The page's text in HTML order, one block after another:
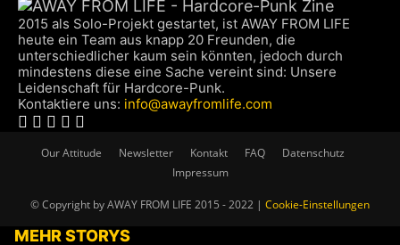
2015 als Solo-Projekt gestartet, ist AWAY FROM LIFE
heute ein Team aus knapp 20 Freunden, die
unterschiedlicher kaum sein könnten, jedoch durch
mindestens diese eine Sache vereint sind: Unsere
Leidenschaft für Hardcore-Punk.
Kontaktiere uns: info@awayfromlife.com
Our Attitude Newsletter Kontakt FAQ
Datenschutz
Impressum
© Copyright by AWAY FROM LIFE 2015 - 2022 | Cookie-Einstellungen
MEHR STORYS